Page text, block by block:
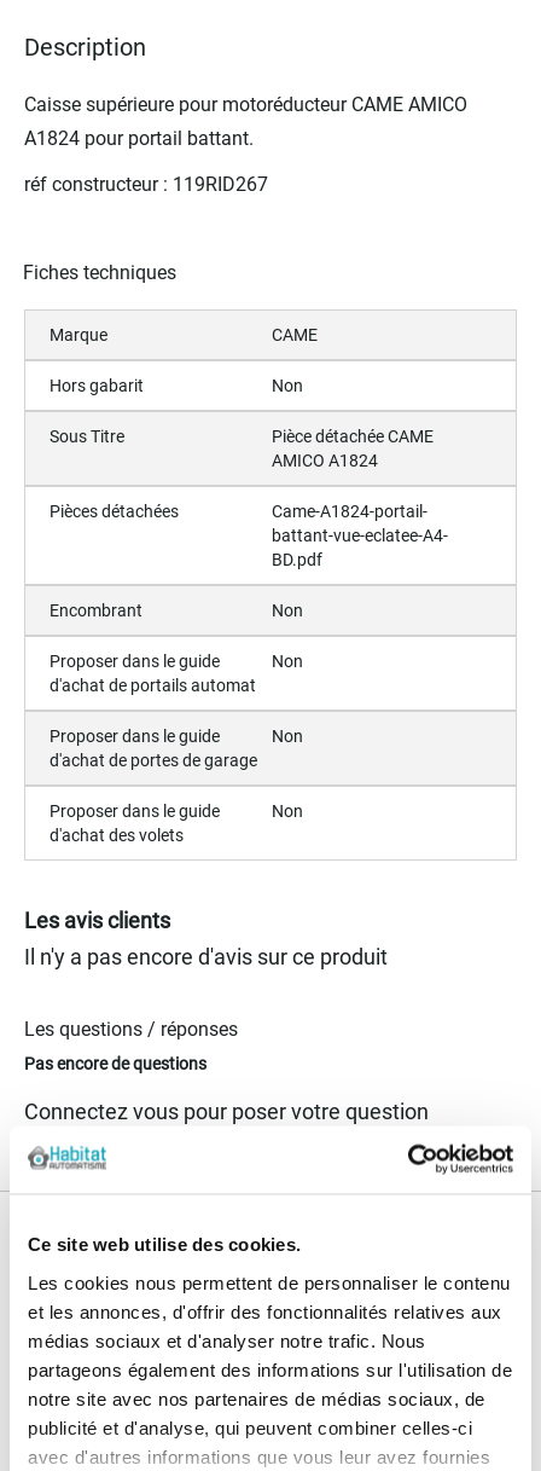
Ce site web utilise des cookies.
Les cookies nous permettent de personnaliser le contenu
et les annonces, d'offrir des fonctionnalités relatives aux
médias sociaux et d'analyser notre trafic. Nous
partageons également des informations sur l'utilisation de
notre site avec nos partenaires de médias sociaux, de
publicité et d'analyse, qui peuvent combiner celles-ci
avec d'autres informations que vous leur avez fournies
Description
Caisse supérieure pour motoréducteurCAME AMICO
A1824 pour portail battant.
réf constructeur : 119RID267
Fiches techniques
Marque CAME
Hors gabarit Non
Sous Titre
Pièce détachée CAME
AMICO A1824
Pièces détachées
Came-A1824-portail-
battant-vue-eclatee-A4-
BD.pdf
Encombrant Non
Proposer dans le guide
d'achat de portails automat
Non
Proposer dans le guide
d'achat de portes de garage
Non
Proposer dans le guide
d'achat des volets
Non
Les avis clients
Il n'y a pas encore d'avis sur ce produit
Les questions / réponses
Pas encore de questions
Connectez vous pour poser votre question
Nos services
Paiement
100% sécurisé
Paiement en
3x sans frais
Livraison
24/72H